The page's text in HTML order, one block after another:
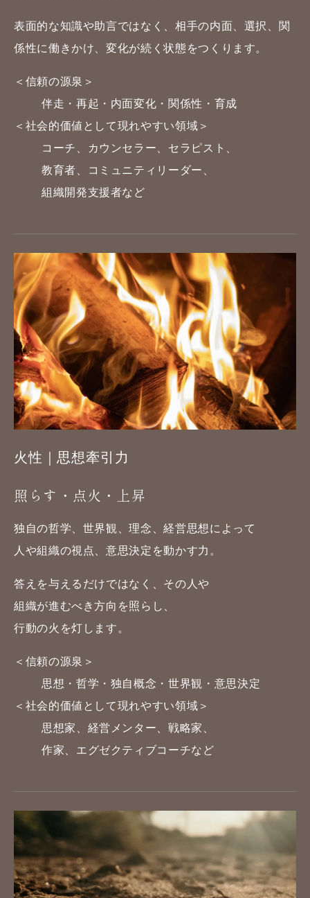
表面的な知識や助言ではなく、相手の内面、選択、関
係性に働きかけ、変化が続く状態をつくります。
＜信頼の源泉＞
伴走・再起・内面変化・関係性・育成
＜社会的価値として現れやすい領域＞
コーチ、カウンセラー、セラピスト、
教育者、コミュニティリーダー、
組織開発支援者など
火性｜思想牽引力
照らす・点火・上昇
独自の哲学、世界観、理念、経営思想によって
人や組織の視点、意思決定を動かす力。
答えを与えるだけではなく、その人や
組織が進むべき方向を照らし、
行動の火を灯します。
＜信頼の源泉＞
思想・哲学・独自概念・世界観・意思決定
＜社会的価値として現れやすい領域＞
思想家、経営メンター、戦略家、
作家、エグゼクティブコーチなど